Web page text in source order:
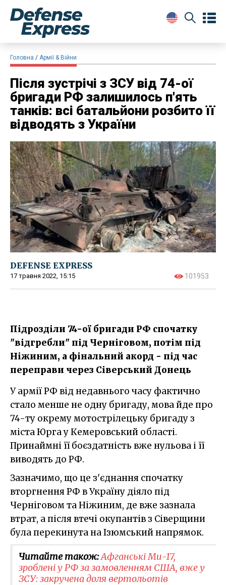
Головна Армії & Війни
Після зустрічі з ЗСУ від 74-ої
бригади РФ залишилось п'ять
танків: всі батальйони розбито її
відводять з України
DEFENSE EXPRESS
17 травня 2022, 15:15 101953
Підрозділи 74-ої бригади РФ спочатку
"відгребли" під Черніговом, потім під
Ніжиним, а фінальний акорд - під час
переправи через Сіверський Донець
У армії РФ від недавнього часу фактично
стало менше не одну бригаду, мова йде про
74-ту окрему мотострілецьку бригаду з
міста Юрга у Кемеровський області.
Принаймні її боєздатність вже нульова і її
виводять до РФ.
Зазначимо, що це з'єднання спочатку
вторгнення РФ в Україну діяло під
Черніговом та Ніжиним, де вже зазнала
втрат, а після втечі окупантів з Сіверщини
була перекинута на Ізюмський напрямок.
Читайте також:Афганські Ми-17,
зроблені у РФ за замовленням США, вже у
ЗСУ: закручена доля вертольотів